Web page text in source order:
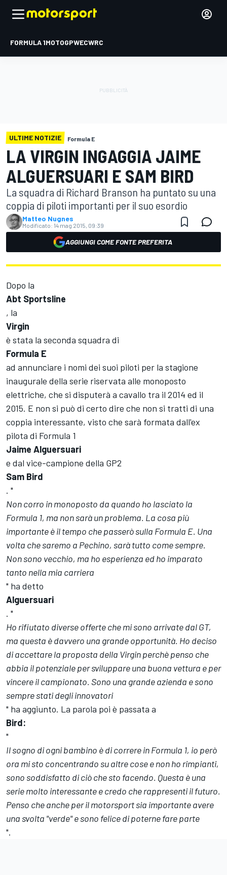
FORMULA 1MOTOGPWECWRC
ULTIME NOTIZIE Formula E
LA VIRGIN INGAGGIA JAIME
ALGUERSUARI E SAM BIRD
La squadra di Richard Branson ha puntato su una
coppia di piloti importanti per il suo esordio
Matteo Nugnes
Modificato: 14 mag 2015, 09:39
AGGIUNGI COME FONTE PREFERITA
Dopo la
Abt Sportsline
, la
Virgin
è stata la seconda squadra di
Formula E
ad annunciare i nomi dei suoi piloti per la stagione
inaugurale della serie riservata alle monoposto
elettriche, che si disputerà a cavallo tra il 2014 ed il
2015. E non si può di certo dire che non si tratti di una
coppia interessante, visto che sarà formata dall'ex
pilota di Formula 1
Jaime Alguersuari
e dal vice-campione della GP2
Sam Bird
. "
Non corro in monoposto da quando ho lasciato la
Formula 1, ma non sarà un problema. La cosa più
importante è il tempo che passerò sulla Formula E. Una
volta che saremo a Pechino, sarà tutto come sempre.
Non sono vecchio, ma ho esperienza ed ho imparato
tanto nella mia carriera
" ha detto
Alguersuari
. "
Ho rifiutato diverse offerte che mi sono arrivate dal GT,
ma questa è davvero una grande opportunità. Ho deciso
di accettare la proposta della Virgin perchè penso che
abbia il potenziale per sviluppare una buona vettura e per
vincere il campionato. Sono una grande azienda e sono
sempre stati degli innovatori
" ha aggiunto. La parola poi è passata a
Bird:
"
Il sogno di ogni bambino è di correre in Formula 1, io però
ora mi sto concentrando su altre cose e non ho rimpianti,
sono soddisfatto di ciò che sto facendo. Questa è una
serie molto interessante e credo che rappresenti il futuro.
Penso che anche per il motorsport sia importante avere
una svolta "verde" e sono felice di poterne fare parte
".